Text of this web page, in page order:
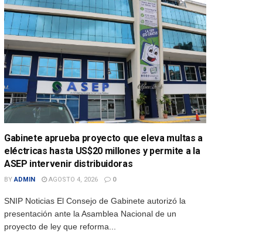
Gabinete aprueba proyecto que eleva multas a
eléctricas hasta US$20 millones y permite a la
ASEP intervenir distribuidoras
BY ADMIN AGOSTO 4, 2026 0
SNIP Noticias El Consejo de Gabinete autorizó la
presentación ante la Asamblea Nacional de un
proyecto de ley que reforma...